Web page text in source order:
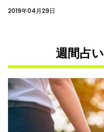
2019年04月29日
週間占